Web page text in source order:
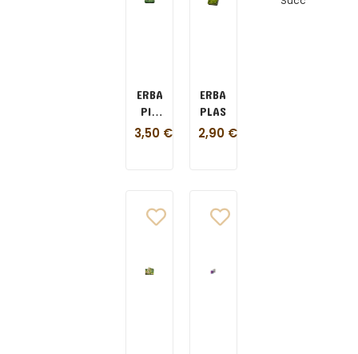
ERBA
PIU
WEEK
3,50 €
ERBAPIU
PLASTICFREE
2,90 €